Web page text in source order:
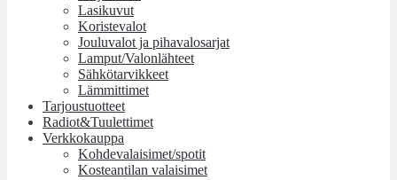
Lasikuvut
Koristevalot
Jouluvalot ja pihavalosarjat
Lamput/Valonlähteet
Sähkötarvikkeet
Lämmittimet
Tarjoustuotteet
Radiot&Tuulettimet
Verkkokauppa
Kohdevalaisimet/spotit
Kosteantilan valaisimet